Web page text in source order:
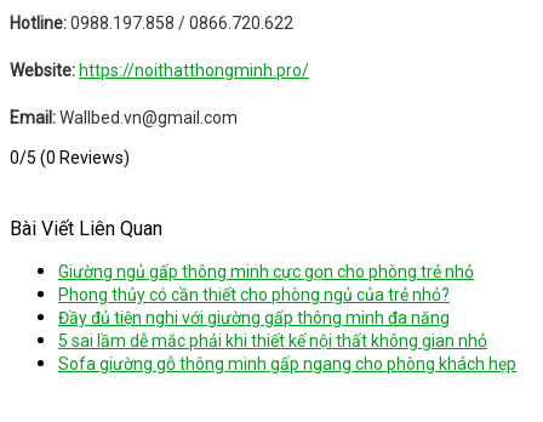
Hotline:0988.197.858 / 0866.720.622
Website: https://noithatthongminh.pro/
Email:Wallbed.vn@gmail.com
0/5 (0 Reviews)
Bài Viết Liên Quan
Giường ngủ gấp thông minh cực gọn cho phòng trẻ nhỏ
Phong thủy có cần thiết cho phòng ngủ của trẻ nhỏ?
Đầy đủ tiện nghi với giường gấp thông minh đa năng
5 sai lầm dễ mắc phải khi thiết kế nội thất không gian nhỏ
Sofa giường gỗ thông minh gấp ngang cho phòng khách hẹp